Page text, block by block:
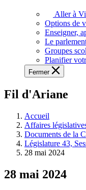
voir,
apprendre
et
à
à
législative.
Aller à
Options de
Enseigner,
Le
Groupes
Planifier
Fermer
Fil d'Ariane
Accueil
Affaires
Documents de la
Législature 43,
28 mai 2024
28 mai 2024